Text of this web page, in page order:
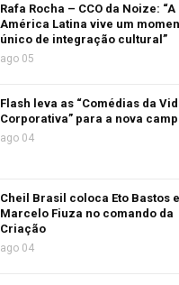
Rafa Rocha – CCO da Noize: “A
América Latina vive um
único de integração cultural”
ago 05
Flash leva as “Comédias da
Corporativa” para a nova
ago 04
Cheil Brasil coloca Eto Bastos e
Marcelo Fiuza no comando da
Criação
ago 04